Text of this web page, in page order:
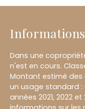
Dans une
n'est en cours.
Montant estimé des
un usage standard :
années 2021, 2022